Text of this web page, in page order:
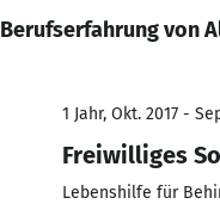
Berufserfahrung von
1 Jahr, Okt. 2017 -
Freiwilliges
Lebenshilfe für